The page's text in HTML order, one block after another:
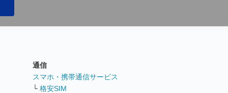
通信
スマホ・携帯通信サービス
└ 格安SIM